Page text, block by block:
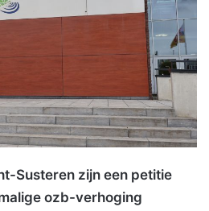
Susteren zijn een petitie
ozb-verhoging